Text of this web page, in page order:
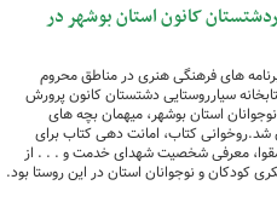
کانون استان بوشهر در
های فرهنگی هنری در مناطق محروم
سیارروستایی دشتستان کانون پرورش
استان بوشهر، میهمان بچه های
کتاب، امانت دهی کتاب برای
معرفی شخصیت شهدای خدمت و . . . از
کودکان و نوجوانان استان در این روستا بود.